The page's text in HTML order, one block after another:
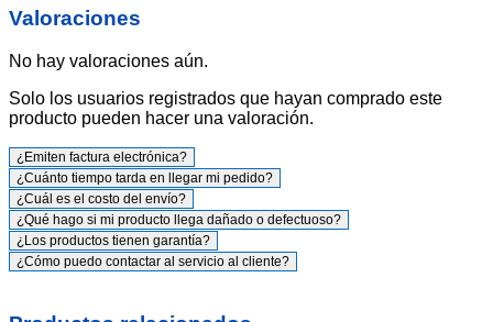
Valoraciones
No hay valoraciones aún.
Solo los usuarios registrados que hayan comprado este
producto pueden hacer una valoración.
¿Emiten factura electrónica?
¿Cuánto tiempo tarda en llegar mi pedido?
¿Cuál es el costo del envío?
¿Qué hago si mi producto llega dañado o defectuoso?
¿Los productos tienen garantía?
¿Cómo puedo contactar al servicio al cliente?